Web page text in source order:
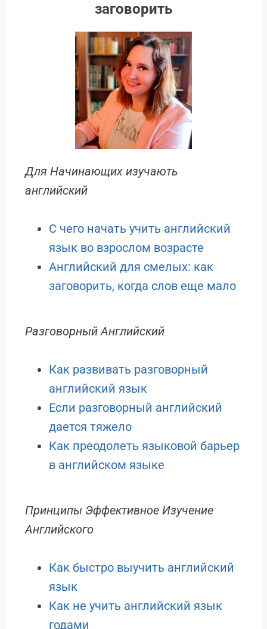
заговорить
Для Начинающих изучають
английский
С чего начать учить английский
язык во взрослом возрасте
Английский для смелых: как
заговорить, когда слов еще мало
Разговорный Английский
Как развивать разговорный
английский язык
Если разговорный английский
дается тяжело
Как преодолеть языковой барьер
в английском языке
Принципы Эффективное Изучение
Английского
Как быстро выучить английский
язык
Как не учить английский язык
годами